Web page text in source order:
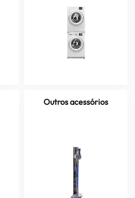
Outros acessórios